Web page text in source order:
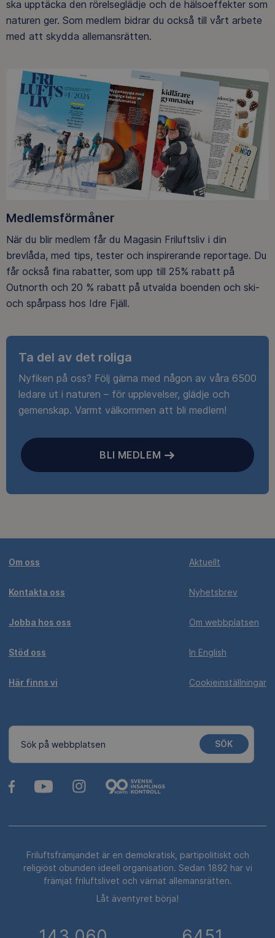
ska upptäcka den rörelseglädje och de hälsoeffekter som
naturen ger. Som medlem bidrar du också till vårt arbete
med att skydda allemansrätten.
Medlemsförmåner
När du blir medlem får du Magasin Friluftsliv i din
brevlåda, med tips, tester och inspirerande reportage. Du
får också fina rabatter, som upp till 25% rabatt på
Outnorth och 20 % rabatt på utvalda boenden och ski-
och spårpass hos Idre Fjäll.
Ta del av det roliga
Nyfiken på oss? Följ gärna med någon av våra 6500
ledare ut i naturen – för upplevelser, glädje och
gemenskap. Varmt välkommen att bli medlem!
BLI MEDLEM
Om oss
Kontakta oss
Jobba hos oss
Stöd oss
Här finns vi
Aktuellt
Nyhetsbrev
Om webbplatsen
In English
Cookieinställningar
Sök på webbplatsen SÖK
Friluftsfrämjandet är en demokratisk, partipolitiskt och
religiöst obunden ideell organisation. Sedan 1892 har vi
främjat friluftslivet och värnat allemansrätten.
Låt äventyret börja!